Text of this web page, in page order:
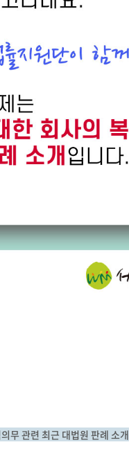
무 관련 최근 대법원 판례 소개